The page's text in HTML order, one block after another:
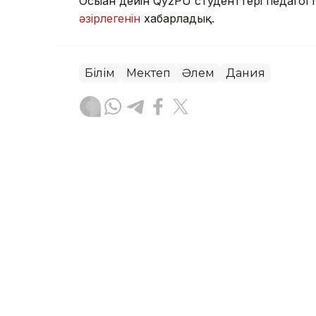
әзірлегенін хабарладық.
Білім Мектеп Әлем Дания